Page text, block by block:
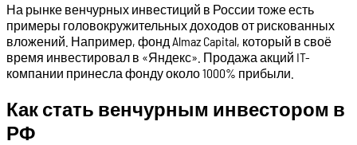
На рынке венчурных инвестиций в России тоже есть
примеры головокружительных доходов от рискованных
вложений. Например, фонд Almaz Capital, который в своё
время инвестировал в «‎Яндекс». Продажа акций IT-
компании принесла фонду около 1000% прибыли.
Как стать венчурным инвестором в
РФ